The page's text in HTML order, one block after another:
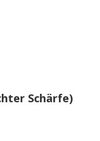
Schärfe)